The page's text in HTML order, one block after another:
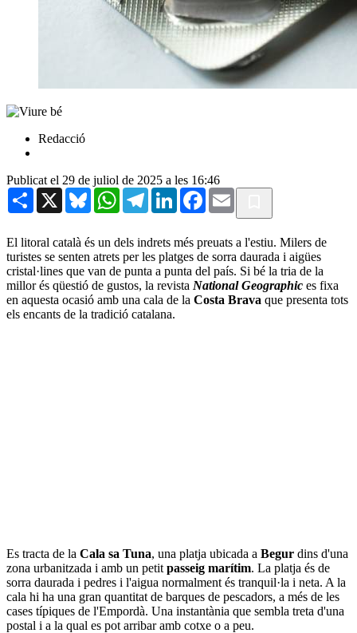
Redacció
Publicat el 29 de juliol de 2025 a les 16:46
Share X BlueskyWhatsAppTelegramLinkedInFacebook
Email
El litoral català és un dels indrets més preuats a l'estiu. Milers de
turistes se senten atrets per les platges de sorra daurada i aigües
cristal·lines que van de punta a punta del país. Si bé la tria de la
millor és qüestió de gustos, la revista National Geographic es fixa
en aquesta ocasió amb una cala de la Costa Brava que presenta tots
els encants de la tradició catalana.
Es tracta de la Cala sa Tuna, una platja ubicada a Begur dins d'una
zona urbanitzada i amb un petit passeig marítim. La platja és de
sorra daurada i pedres i l'aigua normalment és tranquil·la i neta. A la
cala hi ha una gran quantitat de barques de pescadors, a més de les
cases típiques de l'Empordà. Una instantània que sembla treta d'una
postal i a la qual es pot arribar amb cotxe o a peu.